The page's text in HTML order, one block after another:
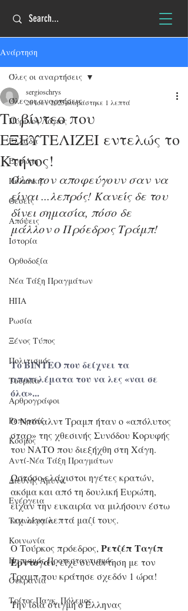
Ανάρτηση
Όλες οι αναρτήσεις
Πύρινος Λόγιος
Ελλάδα
Ευρώπη
Πολιτική
Θέσεις
Απόψεις
Ιστορία
Ορθοδοξία
Νέα Τάξη Πραγμάτων
ΗΠΑ
Ρωσία
Ξένος Τύπος
Πολιτισμός
Τουρκία
Αρθρογράφοι
Ρεπορτάζ
Κόσμος
Αντί-Νέα Τάξη Πραγμάτων
Διεθνής Άμυνα
Ενέργεια
Τεχνολογία
Κοινωνία
Παπισμός-Προτεσταντισμός
Ουκρανία
Τρίτος Παγκ. Πόλεμος
Όλες οι αναρτήσεις
Το βίντεο που
ΕΞΕΥΤΕΛΙΖΕΙ εντελώς το
Κτήνος!
sergioschrys
26 Ιουν 2025διαβάστηκε 1 λεπτά
Όλοι τον αποφεύγουν σαν να
είναι ...λεπρός! Κανείς δε του
δίνει σημασία, πόσο δε
μάλλον ο Πρόεδρος Τράμπ!
Tο ΒΙΝΤΕΟ που δείχνει τα
αποτελέματα του να λες «ναι σε
όλα»...
Ο Ντόναλντ Τραμπ ήταν ο «απόλυτος
σταρ» της χθεσινής Συνόδου Κορυφής
του ΝΑΤΟ που διεξήχθη στη Χάγη.
Ωστόσο ελάχιστοι ηγέτες κρατών,
ακόμα και από τη δουλική Ευρώπη,
είχαν την ευκαιρία να μιλήσουν έστω
και λίγα λεπτά μαζί τους.
Ο Τούρκος πρόεδρος, Ρετζέπ Ταγίπ
Ερντογάν, είχε συνάντηση με τον
Τραμπ που κράτησε σχεδόν 1 ώρα!
Την ίδια στιγμή ο Έλληνας